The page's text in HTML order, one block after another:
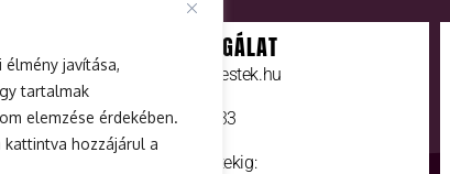
javítása,
tartalmak
elemzése érdekében.
kattintva hozzájárul a
9. 2.
ÜGYFÉLSZOLGÁLAT
info@teatrumiestek.hu
+3620 400 3333
Hétfőtől – péntekig: